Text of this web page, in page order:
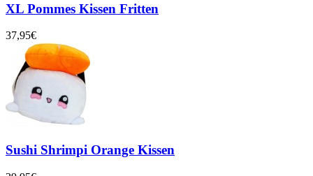
XL Pommes Kissen Fritten
37,95€
Sushi Shrimpi Orange Kissen